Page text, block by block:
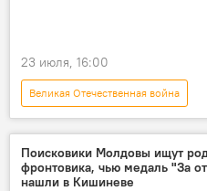
23 июля, 16:00
Великая Отечественная война
Молдова в Великой
Бендеры
Поисковики Молдовы ищут
фронтовика, чью медаль "За
нашли в Кишиневе